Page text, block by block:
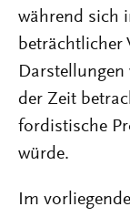
während sich
beträchtlicher
Darstellungen
der Zeit
fordistische
würde.
Im